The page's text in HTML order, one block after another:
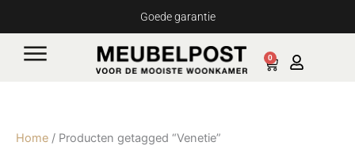
inhoud
Goede garantie
0
Cart
Home / Producten getagged “Venetie”